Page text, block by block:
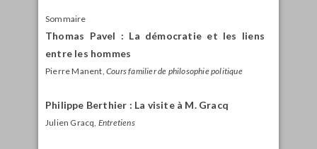
Sommaire
Thomas Pavel : La démocratie et les liens
entre les hommes
Pierre Manent, Cours familier de philosophie politique
Philippe Berthier : La visite à M. Gracq
Julien Gracq, Entretiens